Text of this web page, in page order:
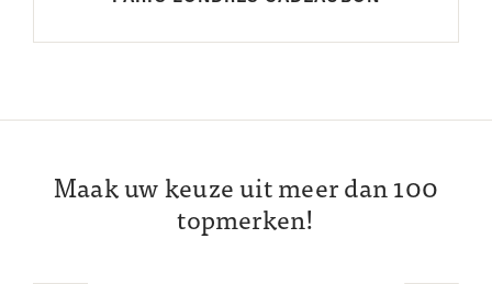
Maak uw keuze uit meer dan 100
topmerken!